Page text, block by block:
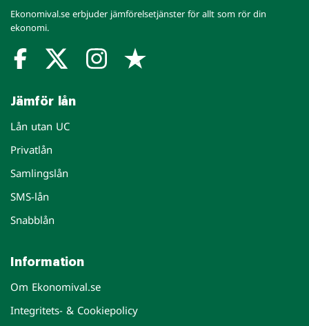
Ekonomival.se erbjuder jämförelsetjänster för allt som rör din
ekonomi.
Jämför lån
Lån utan UC
Privatlån
Samlingslån
SMS-lån
Snabblån
Information
Om Ekonomival.se
Integritets- & Cookiepolicy